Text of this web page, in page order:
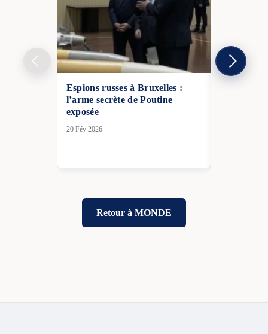
Espions russes à Bruxelles :
l’arme secrète de Poutine
exposée
20 Fév 2026
Retour à MONDE